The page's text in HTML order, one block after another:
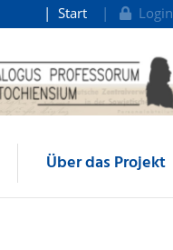
Start Login
Über das Projekt